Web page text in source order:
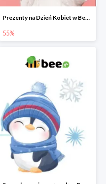
Prezenty na Dzień Kobiet w Bee do -55%
55%